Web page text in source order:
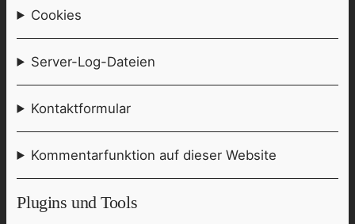
Cookies
Server-Log-Dateien
Kontaktformular
Kommentarfunktion auf dieser Website
Plugins und Tools